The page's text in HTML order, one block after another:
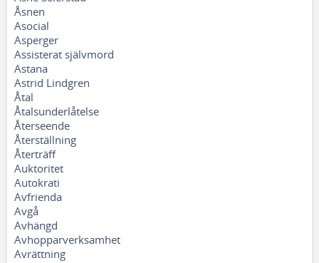
Åsnen
Asocial
Asperger
Assisterat självmord
Astana
Astrid Lindgren
Åtal
Åtalsunderlåtelse
Återseende
Återställning
Återträff
Auktoritet
Autokrati
Avfrienda
Avgå
Avhängd
Avhopparverksamhet
Avrättning